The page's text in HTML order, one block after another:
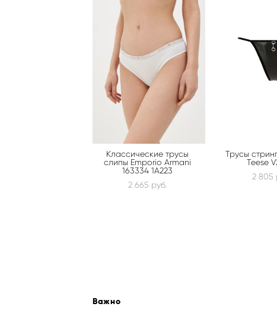
Классические трусы
слипы Emporio Armani
163334 1A223
2 665 pуб.
Трусы
Teese
2 805
Важно